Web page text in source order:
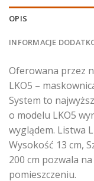
OPIS
INFORMACJE
Oferowana przez
LKO5 –
System to
o modelu LKO5
wyglądem. Listwa
Wysokość 13 cm,
200 cm pozwala
pomieszczeniu.